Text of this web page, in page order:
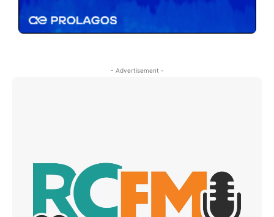
- Advertisement -